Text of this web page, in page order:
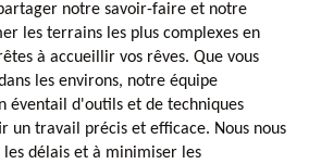
notre savoir-faire et notre
les terrains les plus complexes en
à accueillir vos rêves. Que vous
les environs, notre équipe
éventail d'outils et de techniques
un travail précis et efficace. Nous nous
délais et à minimiser les